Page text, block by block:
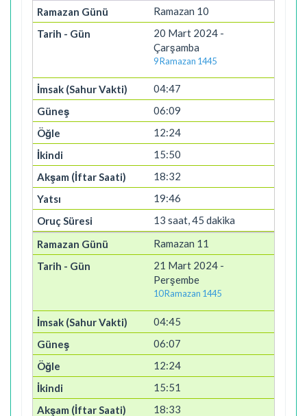
Ramazan 10
20 Mart 2024 -
Çarşamba
9 Ramazan 1445
04:47
06:09
12:24
15:50
18:32
19:46
13 saat, 45 dakika
Ramazan 11
21 Mart 2024 -
Perşembe
10 Ramazan 1445
04:45
06:07
12:24
15:51
18:33